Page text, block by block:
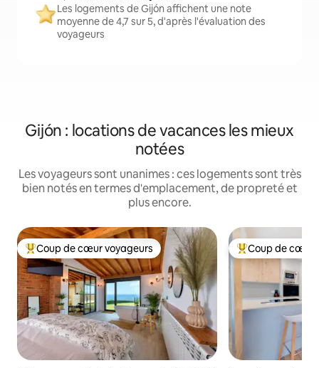
Les logements de Gijón affichent une note
moyenne de 4,7 sur 5, d'après l'évaluation des
voyageurs
Gijón : locations de vacances les mieux
notées
Les voyageurs sont unanimes : ces logements sont très
bien notés en termes d'emplacement, de propreté et
plus encore.
Coups de cœur voyageurs les plus appréciés
Coup de cœur voyageurs Coups de cœur
Coup de cœur